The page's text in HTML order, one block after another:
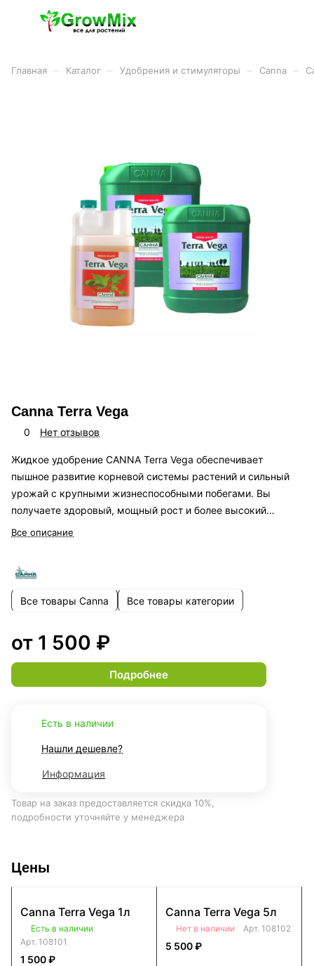
Главная Каталог Удобрения и стимуляторы Canna
Canna Terra Vega
0 Нет отзывов
Жидкое удобрение CANNA Terra Vega обеспечивает
пышное развитие корневой системы растений и сильный
урожай с крупными жизнеспособными побегами. Вы
получаете здоровый, мощный рост и более высокий
урожай. Этот стимулятор роста прост в использовании и
Все описание
Все товары Canna Все товары категории
от 1 500 ₽
Подробнее
Есть в наличии
Нашли дешевле?
Информация
Товар на заказ предоставляется скидка 10%,
подробности уточняйте у менеджера
Цены
Canna Terra Vega 1л
Есть в наличии
Арт. 108101
1 500 ₽
Canna Terra Vega 5л
Нет в наличии Арт. 108102
5 500 ₽